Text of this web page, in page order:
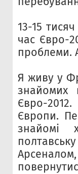
13-15
час Євро-
проблеми.
Я живу у
знайомих
Євро-
Європи.
знайомі